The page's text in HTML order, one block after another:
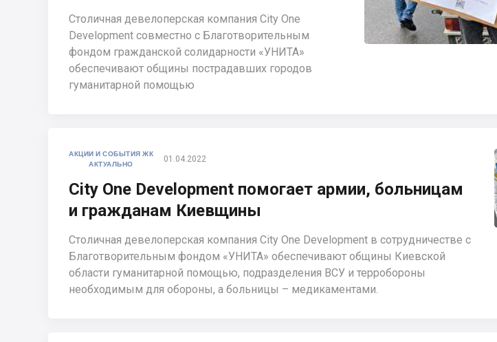
Столичная девелоперская компания City One
Development совместно с Благотворительным
фондом гражданской солидарности «УНИТА»
обеспечивают общины пострадавших городов
гуманитарной помощью
АКЦИИ И СОБЫТИЯ ЖК
АКТУАЛЬНО
01.04.2022
City One Development помогает армии, больницам
и гражданам Киевщины
Столичная девелоперская компания City One Development в сотрудничестве с
Благотворительным фондом «УНИТА» обеспечивают общины Киевской
области гуманитарной помощью, подразделения ВСУ и терробороны
необходимым для обороны, а больницы – медикаментами.